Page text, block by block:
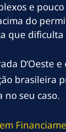
e
do
que
brasileira
no seu caso.